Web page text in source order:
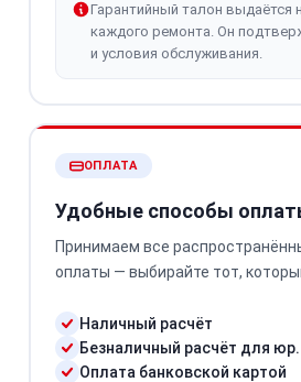
Гарантийный талон выдаётся
каждого ремонта. Он
и условия обслуживания.
ОПЛАТА
Удобные способы
Принимаем все
оплаты — выбирайте тот,
Наличный расчёт
Безналичный расчёт для
Оплата банковской картой